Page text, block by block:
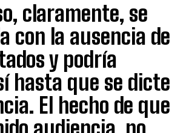
claramente, se
con la ausencia de
y podría
hasta que se dicte
El hecho de que